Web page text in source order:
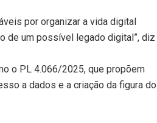
por organizar a vida digital
de um possível legado digital”, diz
o PL 4.066/2025, que propõem
a dados e a criação da figura do